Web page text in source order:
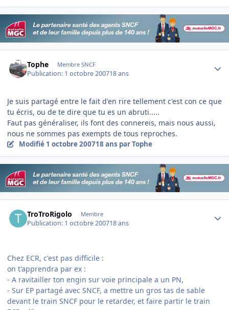
Tophe Membre SNCF
Publication: 1 octobre 200718 ans
Je suis partagé entre le fait d'en rire tellement c'est con ce que
tu écris, ou de te dire que tu es un abruti.....
Faut pas généraliser, ils font des connereis, mais nous aussi,
nous ne sommes pas exempts de tous reproches.
Modifié 1 octobre 200718 ans par Tophe
TroTroRigolo Membre
Publication: 1 octobre 200718 ans
Chez ECR, c'est pas difficile :
on t'apprendra par ex :
- A ravitailler ton engin sur voie principale a un PN,
- Sur EP partagé avec SNCF, a mettre un gros tas de sable
devant le train SNCF pour le retarder, et faire partir le train